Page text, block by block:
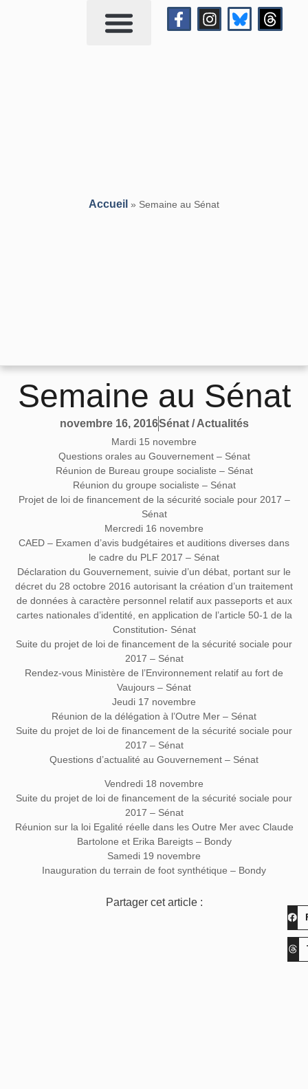
Accueil » Semaine au Sénat
Semaine au Sénat
novembre 16, 2016Sénat / Actualités
Mardi 15 novembre
Questions orales au Gouvernement – Sénat
Réunion de Bureau groupe socialiste – Sénat
Réunion du groupe socialiste – Sénat
Projet de loi de financement de la sécurité sociale pour 2017 –
Sénat
Mercredi 16 novembre
CAED – Examen d’avis budgétaires et auditions diverses dans
le cadre du PLF 2017 – Sénat
Déclaration du Gouvernement, suivie d’un débat, portant sur le
décret du 28 octobre 2016 autorisant la création d’un traitement
de données à caractère personnel relatif aux passeports et aux
cartes nationales d’identité, en application de l’article 50-1 de la
Constitution- Sénat
Suite du projet de loi de financement de la sécurité sociale pour
2017 – Sénat
Rendez-vous Ministère de l’Environnement relatif au fort de
Vaujours – Sénat
Jeudi 17 novembre
Réunion de la délégation à l’Outre Mer – Sénat
Suite du projet de loi de financement de la sécurité sociale pour
2017 – Sénat
Questions d’actualité au Gouvernement – Sénat
Vendredi 18 novembre
Suite du projet de loi de financement de la sécurité sociale pour
2017 – Sénat
Réunion sur la loi Egalité réelle dans les Outre Mer avec Claude
Bartolone et Erika Bareigts – Bondy
Samedi 19 novembre
Inauguration du terrain de foot synthétique – Bondy
Partager cet article :